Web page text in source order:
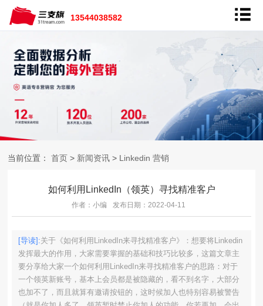
13544038582
当前位置： 首页 > 新闻资讯 > Linkedin 营销
如何利用LinkedIn（领英）寻找精准客户
作者：小编 发布日期：2022-04-11
[导读]:关于《如何利用LinkedIn来寻找精准客户》：想要将Linkedin
发挥最大的作用，大家需要掌握的基础和技巧比较多，这篇文章主
要分享给大家一个如何利用LinkedIn来寻找精准客户的思路：对于
一个领英新账号，基本上会员都是被隐藏的，看不到名字，大部分
也加不了，而且就算有邀请按钮的，这时候加人也特别容易被警告